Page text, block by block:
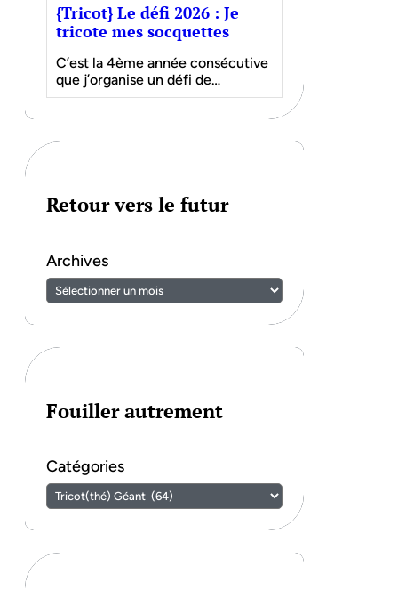
{Tricot} Le défi 2026 : Je
tricote mes socquettes
C’est la 4ème année consécutive
que j’organise un défi de…
Retour vers le futur
Archives
Fouiller autrement
Catégories